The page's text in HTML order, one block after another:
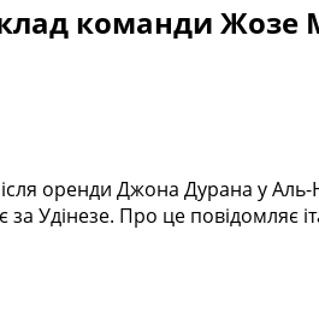
команди Жозе
оренди Джона Дурана у Аль-
Удінезе. Про це повідомляє